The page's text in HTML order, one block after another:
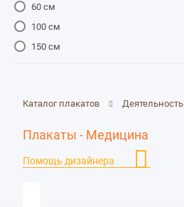
60 см
100 см
150 см
Каталог плакатов Деятельность
Плакаты - Медицина
Помощь дизайнера